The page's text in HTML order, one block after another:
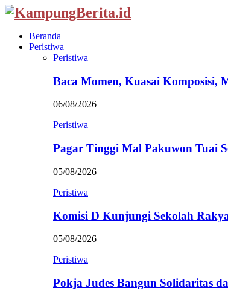
Beranda
Peristiwa
Peristiwa
Baca Momen, Kuasai
06/08/2026
Peristiwa
Pagar Tinggi Mal Pakuwon Tuai
05/08/2026
Peristiwa
Komisi D Kunjungi Sekolah
05/08/2026
Peristiwa
Pokja Judes Bangun Solidaritas